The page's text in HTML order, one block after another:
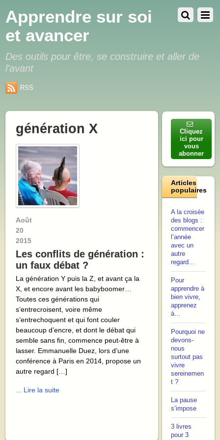
Apprendre sur soi
et avancer
Des outils pour être, se construire et aller de
l'avant
RSS
génération X
Août
20
2015
Les conflits de génération :
un faux débat ?
La génération Y puis la Z, et avant ça la
X, et encore avant les babyboomer…
Toutes ces générations qui
s’entrecroisent, voire même
s’entrechoquent et qui font couler
beaucoup d’encre, et dont le débat qui
semble sans fin, commence peut-être à
lasser. Emmanuelle Duez, lors d’une
conférence à Paris en 2014, propose un
autre regard […]
... Lire la suite
Cliquez
ici pour
vous
abonner
Articles
populaires
A la croisée
des blogs :
commencer
l’année
avec un
autre
regard…
Pour
apprendre à
bien vivre,
apprenez
à…
Pourquoi ne
devons-
nous
surtout pas
vivre
sereinemen
t ?
La pause
s’impose
3 livres
pour 3